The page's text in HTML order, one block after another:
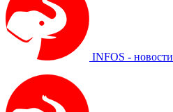
INFOS - новости